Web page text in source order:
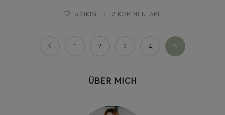
6 LIKES 2 KOMMENTARE
1 2 3 4 5
ÜBER MICH